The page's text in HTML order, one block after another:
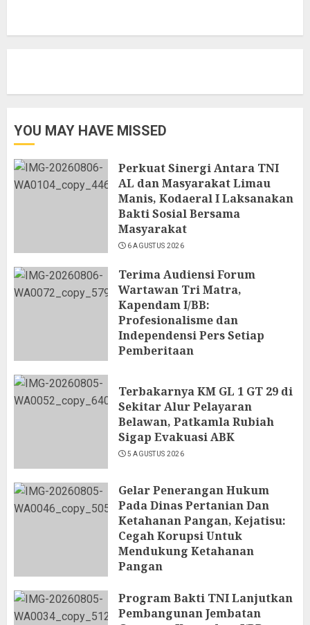
YOU MAY HAVE MISSED
Perkuat Sinergi Antara TNI
AL dan Masyarakat Limau
Manis, Kodaeral I Laksanakan
Bakti Sosial Bersama
Masyarakat
6 AGUSTUS 2026
Terima Audiensi Forum
Wartawan Tri Matra,
Kapendam I/BB:
Profesionalisme dan
Independensi Pers Setiap
Pemberitaan
Terbakarnya KM GL 1 GT 29 di
Sekitar Alur Pelayaran
Belawan, Patkamla Rubiah
Sigap Evakuasi ABK
5 AGUSTUS 2026
Gelar Penerangan Hukum
Pada Dinas Pertanian Dan
Ketahanan Pangan, Kejatisu:
Cegah Korupsi Untuk
Mendukung Ketahanan
Pangan
Program Bakti TNI Lanjutkan
Pembangunan Jembatan